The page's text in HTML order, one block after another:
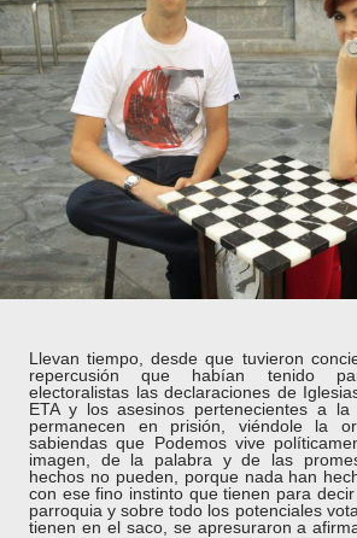
Llevan tiempo, desde que tuvieron
repercusión que habían tenido
electoralistas las declaraciones de
ETA y los asesinos pertenecientes a
permanecen en prisión, viéndole la
sabiendas que Podemos vive
imagen, de la palabra y de las
hechos no pueden, porque nada han
con ese fino instinto que tienen para
parroquia y sobre todo los potenciales
tienen en el saco, se apresuraron a